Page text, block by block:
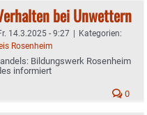
bei Unwettern
14.3.2025 - 9:27 | Kategorien:
Rosenheim
Bildungswerk Rosenheim
informiert
0